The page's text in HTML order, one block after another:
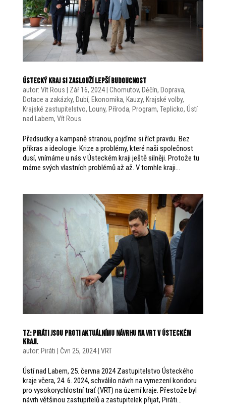
ÚSTECKÝ KRAJ SI ZASLOUŽÍ LEPŠÍ BUDOUCNOST
autor: Vít Rous Zář 16, 2024| Chomutov, Děčín, Doprava,
Dotace a zakázky, Dubí, Ekonomika, Kauzy, Krajské volby,
Krajské zastupitelstvo, Louny, Příroda, Program, Teplicko, Ústí
nad Labem, Vít Rous
Předsudky a kampaně stranou, pojďme si říct pravdu. Bez
příkras a ideologie. Krize a problémy, které naši společnost
dusí, vnímáme u nás v Ústeckém kraji ještě silněji. Protože tu
máme svých vlastních problémů až až. V tomhle kraji...
TZ: Piráti jsou proti aktuálnímu návrhu na VRT v Ústeckém
kraji.
autor: Piráti Čvn 25, 2024| VRT
Ústí nad Labem, 25. června 2024 Zastupitelstvo Ústeckého
kraje včera, 24. 6. 2024, schválilo návrh na vymezení koridoru
pro vysokorychlostní trať (VRT) na území kraje. Přestože byl
návrh většinou zastupitelů a zastupitelek přijat, Piráti...